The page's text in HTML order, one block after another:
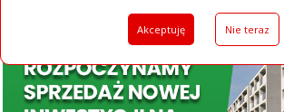
Akceptuję Nie teraz